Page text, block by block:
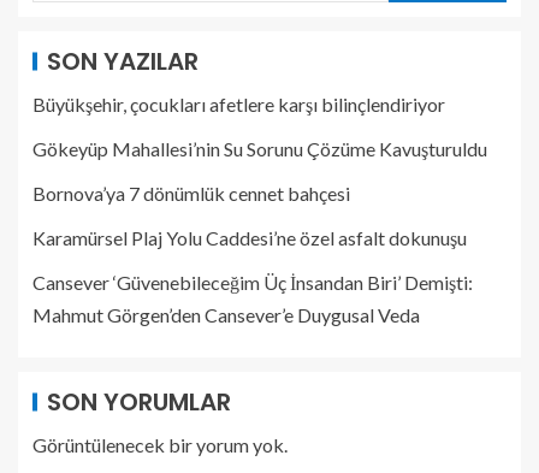
SON YAZILAR
Büyükşehir, çocukları afetlere karşı bilinçlendiriyor
Gökeyüp Mahallesi’nin Su Sorunu Çözüme Kavuşturuldu
Bornova’ya 7 dönümlük cennet bahçesi
Karamürsel Plaj Yolu Caddesi’ne özel asfalt dokunuşu
Cansever ‘Güvenebileceğim Üç İnsandan Biri’ Demişti:
Mahmut Görgen’den Cansever’e Duygusal Veda
SON YORUMLAR
Görüntülenecek bir yorum yok.